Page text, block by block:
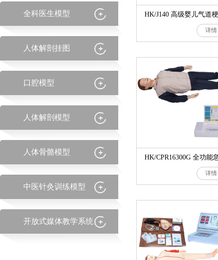
全科医生模型
人体解剖挂图
口腔模型
人体解剖模型
人体骨骼模型
中医针灸训练模型
开放式媒体教学系统
详情
详情